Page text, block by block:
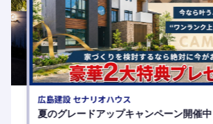
広島建設 セナリオハウス
夏のグレードアップキャンペーン開催中！